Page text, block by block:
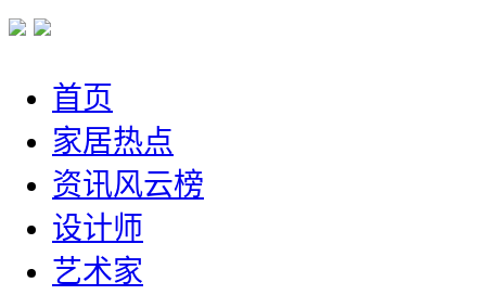
首页
家居热点
资讯风云榜
设计师
艺术家